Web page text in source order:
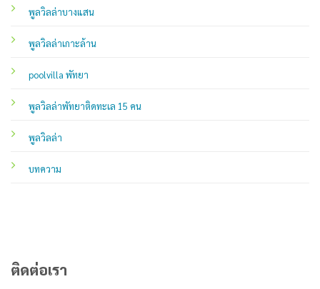
พูลวิลล่าบางแสน
พูลวิลล่าเกาะล้าน
poolvilla พัทยา
พูลวิลล่าพัทยาติดทะเล 15 คน
พูลวิลล่า
บทความ
ติดต่อเรา